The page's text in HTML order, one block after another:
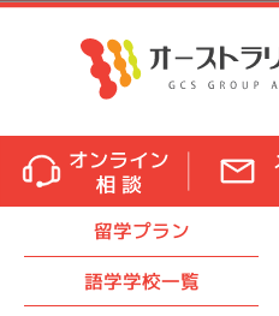
留学プラン
語学学校一覧